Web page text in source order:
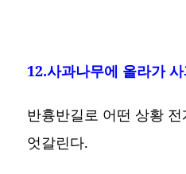
12.사과나무에 올라가
반흉반길로 어떤 상황
엇갈린다.